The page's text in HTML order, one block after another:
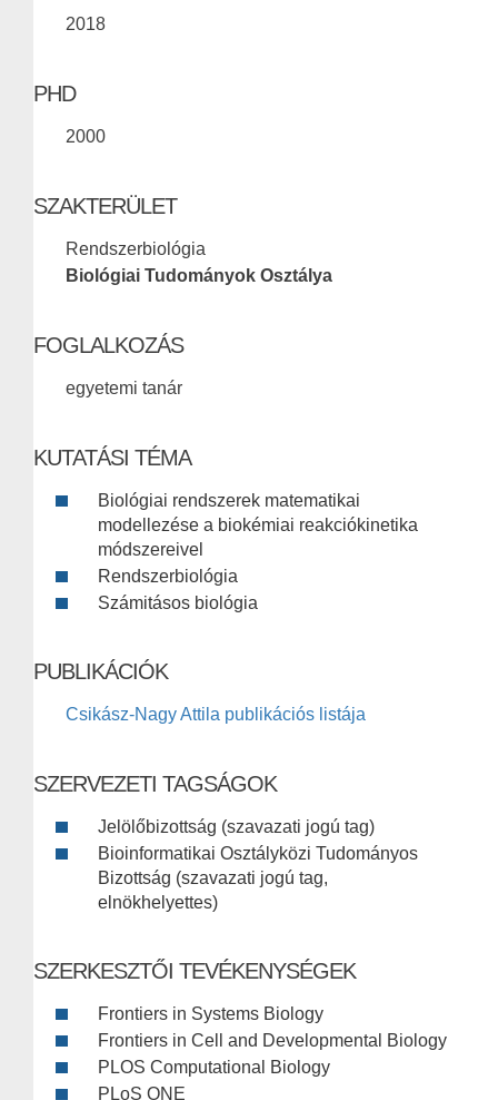
2018
PHD
2000
SZAKTERÜLET
Rendszerbiológia
Biológiai Tudományok Osztálya
FOGLALKOZÁS
egyetemi tanár
KUTATÁSI TÉMA
Biológiai rendszerek matematikai
modellezése a biokémiai reakciókinetika
módszereivel
Rendszerbiológia
Számitásos biológia
PUBLIKÁCIÓK
Csikász-Nagy Attila publikációs listája
SZERVEZETI TAGSÁGOK
Jelölőbizottság (szavazati jogú tag)
Bioinformatikai Osztályközi Tudományos
Bizottság (szavazati jogú tag,
elnökhelyettes)
SZERKESZTŐI TEVÉKENYSÉGEK
Frontiers in Systems Biology
Frontiers in Cell and Developmental Biology
PLOS Computational Biology
PLoS ONE